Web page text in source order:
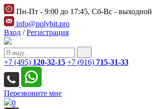
Пн-Пт - 9:00 до 17:45, Сб-Вс - выходной
info@polybit.pro
Вход /Регистрация
+7 (495) 120-32-15 +7 (916) 715-31-33
Перезвоните мне
0